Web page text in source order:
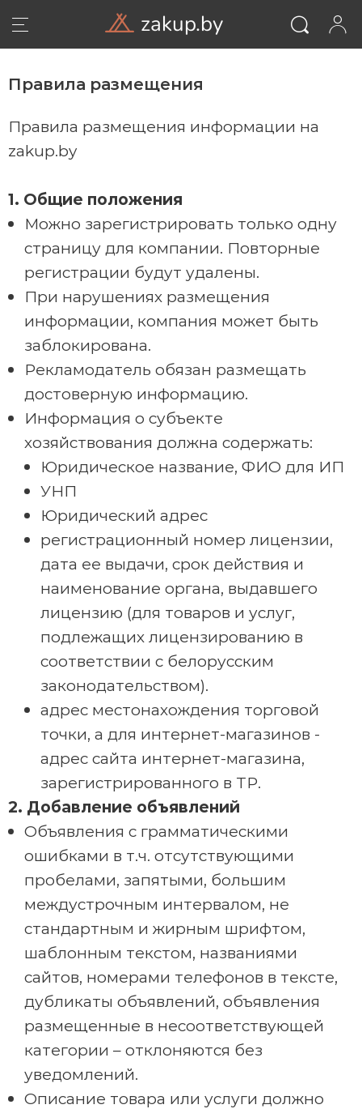
zakup.by
Правила размещения
Правила размещения информации на
zakup.by
1. Общие положения
Можно зарегистрировать только одну
страницу для компании. Повторные
регистрации будут удалены.
При нарушениях размещения
информации, компания может быть
заблокирована.
Рекламодатель обязан размещать
достоверную информацию.
Информация о субъекте
хозяйствования должна содержать:
Юридическое название, ФИО для ИП
УНП
Юридический адрес
регистрационный номер лицензии,
дата ее выдачи, срок действия и
наименование органа, выдавшего
лицензию (для товаров и услуг,
подлежащих лицензированию в
соответствии с белорусским
законодательством).
адрес местонахождения торговой
точки, а для интернет-магазинов -
адрес сайта интернет-магазина,
зарегистрированного в ТР.
2. Добавление объявлений
Объявления с грамматическими
ошибками в т.ч. отсутствующими
пробелами, запятыми, большим
междустрочным интервалом, не
стандартным и жирным шрифтом,
шаблонным текстом, названиями
сайтов, номерами телефонов в тексте,
дубликаты объявлений, объявления
размещенные в несоответствующей
категории – отклоняются без
уведомлений.
Описание товара или услуги должно